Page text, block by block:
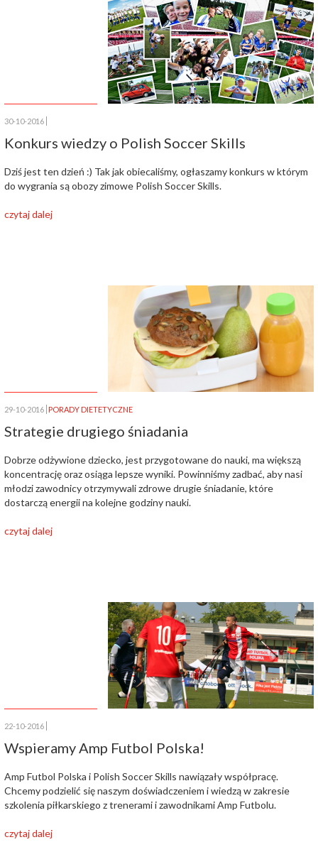
30-10-2016
Konkurs wiedzy o Polish Soccer Skills
Dziś jest ten dzień :) Tak jak obiecaliśmy, ogłaszamy konkurs w którym
do wygrania są obozy zimowe Polish Soccer Skills.
czytaj dalej
29-10-2016 PORADY DIETETYCZNE
Strategie drugiego śniadania
Dobrze odżywione dziecko, jest przygotowane do nauki, ma większą
koncentrację oraz osiąga lepsze wyniki. Powinniśmy zadbać, aby nasi
młodzi zawodnicy otrzymywali zdrowe drugie śniadanie, które
dostarczą energii na kolejne godziny nauki.
czytaj dalej
22-10-2016
Wspieramy Amp Futbol Polska!
Amp Futbol Polska i Polish Soccer Skills nawiązały współpracę.
Chcemy podzielić się naszym doświadczeniem i wiedzą w zakresie
szkolenia piłkarskiego z trenerami i zawodnikami Amp Futbolu.
czytaj dalej